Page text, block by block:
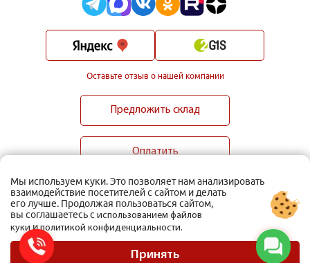
Оставьте отзыв о нашей компании
Предложить склад
Оплатить
Карта сайта
Политика конфиденциальности
Мы используем куки. Это позволяет нам анализировать
взаимодействие посетителей с сайтом и делать
его лучше. Продолжая пользоваться сайтом,
вы соглашаетесь с использованием файлов
кукииполитикой конфиденциальности.
Принять